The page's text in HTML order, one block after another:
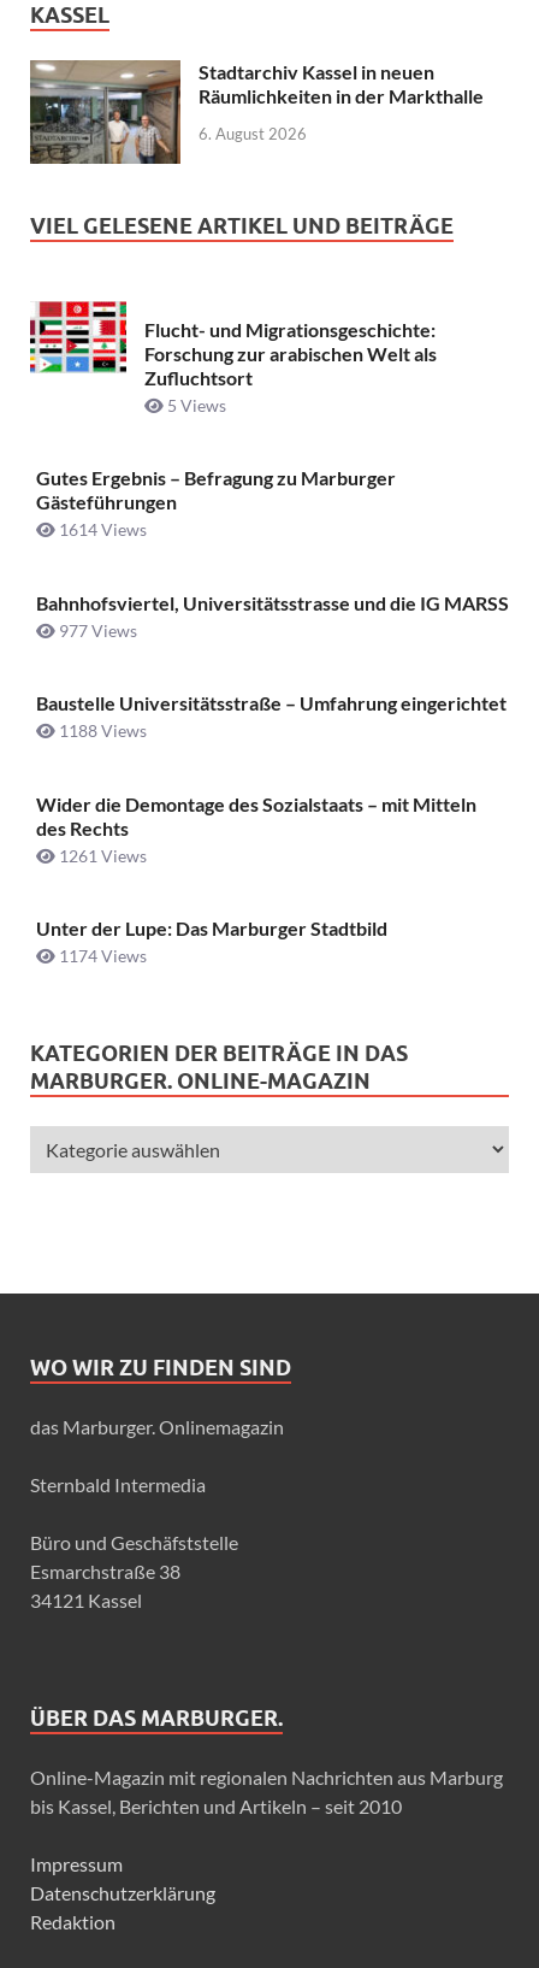
KASSEL
Stadtarchiv Kassel in neuen
Räumlichkeiten in der Markthalle
6. August 2026
VIEL GELESENE ARTIKEL UND BEITRÄGE
Flucht- und Migrationsgeschichte:
Forschung zur arabischen Welt als
Zufluchtsort
5 Views
Gutes Ergebnis – Befragung zu Marburger
Gästeführungen
1614 Views
Bahnhofsviertel, Universitätsstrasse und die IG MARSS
977 Views
Baustelle Universitätsstraße ­– Umfahrung eingerichtet
1188 Views
Wider die Demontage des Sozialstaats – mit Mitteln
des Rechts
1261 Views
Unter der Lupe: Das Marburger Stadtbild
1174 Views
KATEGORIEN DER BEITRÄGE IN DAS
MARBURGER. ONLINE-MAGAZIN
WO WIR ZU FINDEN SIND
das Marburger. Onlinemagazin
Sternbald Intermedia
Büro und Geschäfststelle
Esmarchstraße 38
34121 Kassel
ÜBER DAS MARBURGER.
Online-Magazin mit regionalen Nachrichten aus Marburg
bis Kassel, Berichten und Artikeln – seit 2010
Impressum
Datenschutzerklärung
Redaktion